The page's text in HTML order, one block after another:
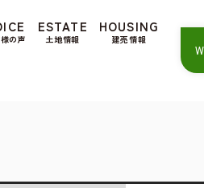
の声
ESTATE
土地情報
HOUSING
建売情報
のプライバシーを極めて
ポリシーをご覧ください。